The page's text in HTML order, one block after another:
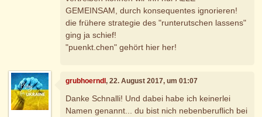
GEMEINSAM, durch konsequentes ignorieren!
die frühere strategie des "runterutschen lassens"
ging ja schief!
"puenkt.chen" gehört hier her!
grubhoerndl, 22. August 2017, um 01:07
Danke Schnalli! Und dabei habe ich keinerlei
Namen genannt... du bist nich nebenberuflich bei